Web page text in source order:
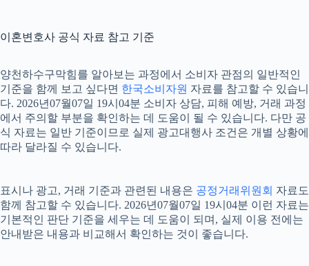
이혼변호사 공식 자료 참고 기준
양천하수구막힘를 알아보는 과정에서 소비자 관점의 일반적인
기준을 함께 보고 싶다면 한국소비자원 자료를 참고할 수 있습니
다. 2026년07월07일 19시04분 소비자 상담, 피해 예방, 거래 과정
에서 주의할 부분을 확인하는 데 도움이 될 수 있습니다. 다만 공
식 자료는 일반 기준이므로 실제 광고대행사 조건은 개별 상황에
따라 달라질 수 있습니다.
표시나 광고, 거래 기준과 관련된 내용은 공정거래위원회 자료도
함께 참고할 수 있습니다. 2026년07월07일 19시04분 이런 자료는
기본적인 판단 기준을 세우는 데 도움이 되며, 실제 이용 전에는
안내받은 내용과 비교해서 확인하는 것이 좋습니다.